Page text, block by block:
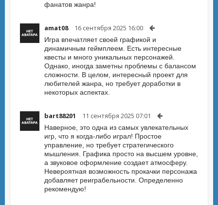
фанатов жанра!
amat08 16 сентября 2025 16:00
Игра впечатляет своей графикой и
динамичным геймплеем. Есть интересные
квесты и много уникальных персонажей.
Однако, иногда заметны проблемы с балансом
сложности. В целом, интересный проект для
любителей жанра, но требует доработки в
некоторых аспектах.
bart88201 11 сентября 2025 07:01
Наверное, это одна из самых увлекательных
игр, что я когда-либо играл! Простое
управление, но требует стратегического
мышления. Графика просто на высшем уровне,
а звуковое оформление создает атмосферу.
Невероятная возможность прокачки персонажа
добавляет реиграбельности. Определенно
рекомендую!